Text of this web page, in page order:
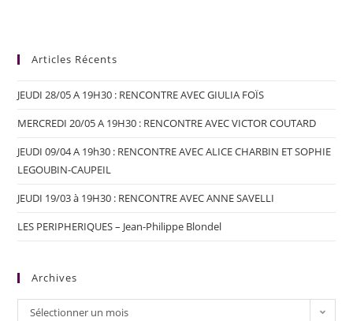
Articles Récents
JEUDI 28/05 A 19H30 : RENCONTRE AVEC GIULIA FOÏS
MERCREDI 20/05 A 19H30 : RENCONTRE AVEC VICTOR COUTARD
JEUDI 09/04 A 19h30 : RENCONTRE AVEC ALICE CHARBIN ET SOPHIE
LEGOUBIN-CAUPEIL
JEUDI 19/03 à 19H30 : RENCONTRE AVEC ANNE SAVELLI
LES PERIPHERIQUES – Jean-Philippe Blondel
Archives
Sélectionner un mois